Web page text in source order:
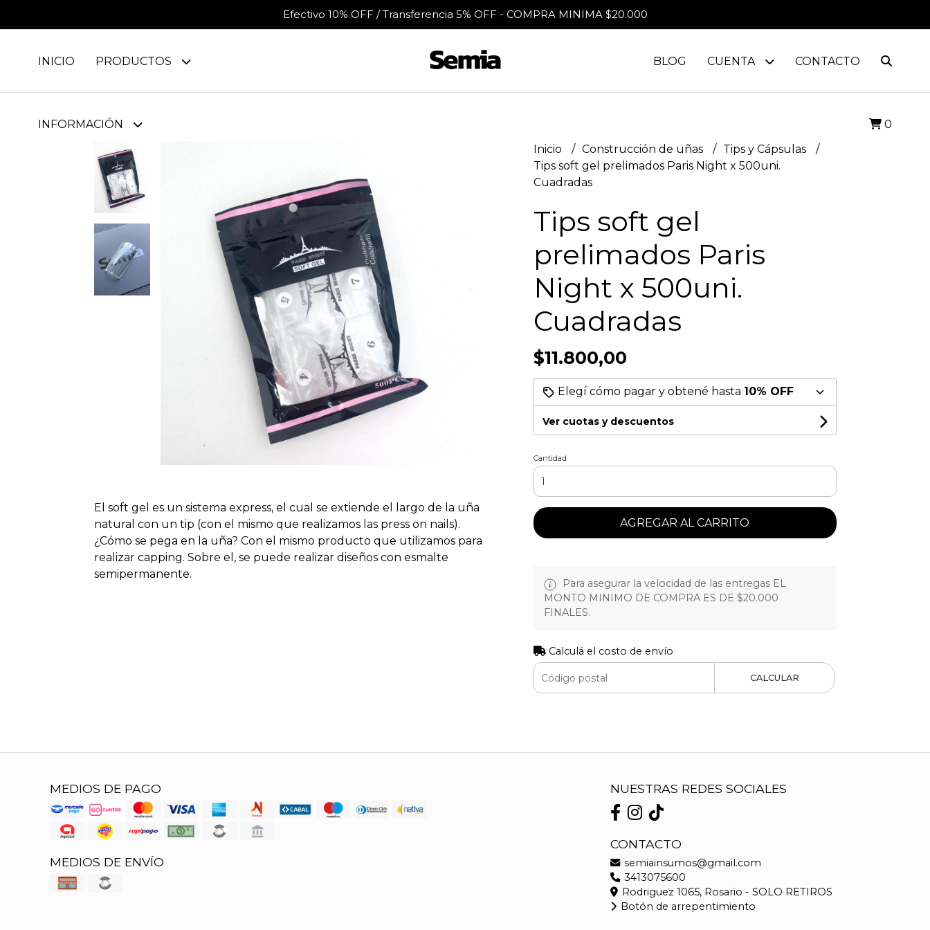
Efectivo 10% OFF / Transferencia 5% OFF - COMPRA MINIMA $20.000
INICIO PRODUCTOS
INFORMACIÓN
BLOG CUENTA CONTACTO
0
El soft gel es un sistema express, el cual se extiende el largo de la uña
natural con un tip (con el mismo que realizamos las press on nails).
¿Cómo se pega en la uña? Con el mismo producto que utilizamos para
realizar capping. Sobre el, se puede realizar diseños con esmalte
semipermanente.
Inicio Construcción de uñas
Tips y Cápsulas
Tips soft gel prelimados Paris Night x 500uni.
Cuadradas
Tips soft gel
prelimados Paris
Night x 500uni.
Cuadradas
$11.800,00
Elegí cómo pagar y obtené hasta 10% OFF
Ver cuotas y descuentos
Cantidad
AGREGAR AL CARRITO
Para asegurar la velocidad de las entregas EL
MONTO MINIMO DE COMPRA ES DE $20.000
FINALES.
Calculá el costo de envío
CALCULAR
MEDIOS DE PAGO
MEDIOS DE ENVÍO
NUESTRAS REDES SOCIALES
CONTACTO
semiainsumos@gmail.com
3413075600
Rodriguez 1065, Rosario - SOLO RETIROS
Botón de arrepentimiento